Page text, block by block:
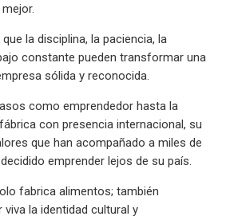
la disciplina, la paciencia, la
constante pueden transformar una
sólida y reconocida.
como emprendedor hasta la
con presencia internacional, su
que han acompañado a miles de
emprender lejos de su país.
fabrica alimentos; también
la identidad cultural y